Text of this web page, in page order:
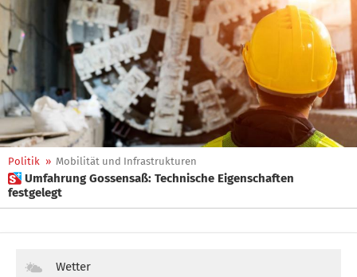
Politik » Mobilität und Infrastrukturen
 Umfahrung Gossensaß: Technische Eigenschaften
festgelegt
Wetter